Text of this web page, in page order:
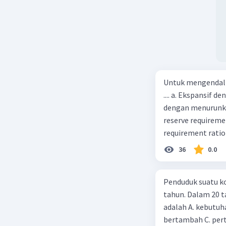
Untuk
.... a. Ekspansif
dengan
reserve
requirement ratio
Indonesia
Menimbulkan
kurva jumlah
c. Tingkat bunga
(penawaran
mana bentuk
36 0.0
Penduduk suatu
tahun. Dalam 20
adalah A.
bertambah C.